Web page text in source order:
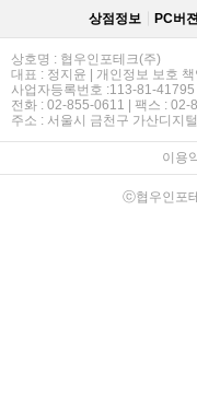
상점정보 PC버젼
상호명 : 협우인포테크(주)
대표 : 정지윤 | 개인정보 보호
사업자등록번호 :113-81-
전화 : 02-855-0611 | 팩스 : 02-
주소 : 서울시 금천구 가산디지
이용
ⓒ협우인포